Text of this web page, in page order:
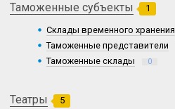
Таможенные субъекты 1
Склады временного хранения
Таможенные представители
Таможенные склады 0
Театры 5